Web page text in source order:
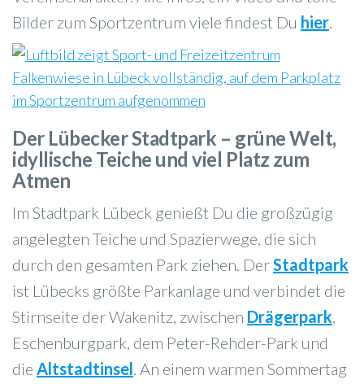
Bilder zum Sportzentrum viele findest Du hier.
Der Lübecker Stadtpark – grüne Welt,
idyllische Teiche und viel Platz zum
Atmen
Im Stadtpark Lübeck genießt Du die großzügig
angelegten Teiche und Spazierwege, die sich
durch den gesamten Park ziehen. DerStadtpark
ist Lübecks größte Parkanlage und verbindet die
Stirnseite der Wakenitz, zwischen Drägerpark,
Eschenburgpark, dem Peter-Rehder-Park und
die Altstadtinsel. An einem warmen Sommertag